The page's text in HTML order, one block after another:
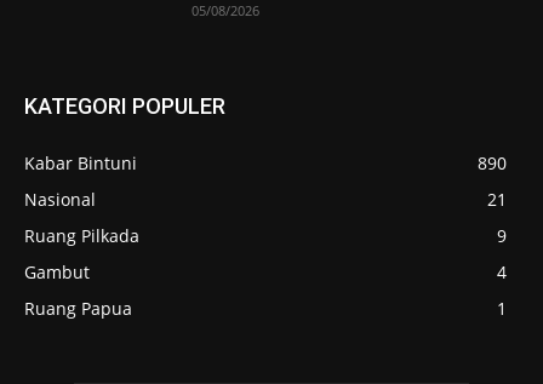
05/08/2026
KATEGORI POPULER
Kabar Bintuni
890
Nasional
21
Ruang Pilkada
9
Gambut
4
Ruang Papua
1